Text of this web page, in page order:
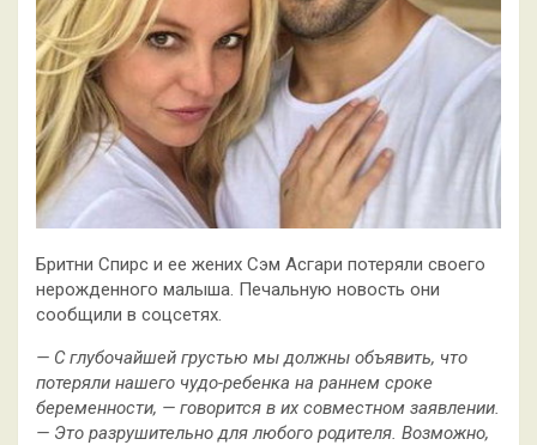
Бритни Спирс и ее жених Сэм Асгари потеряли своего
нерожденного малыша. Печальную новость они
сообщили в соцсетях.
— С глубочайшей грустью мы должны объявить, что
потеряли нашего чудо-ребенка на раннем сроке
беременности, — говорится в их совместном заявлении.
— Это разрушительно для любого родителя. Возможно,